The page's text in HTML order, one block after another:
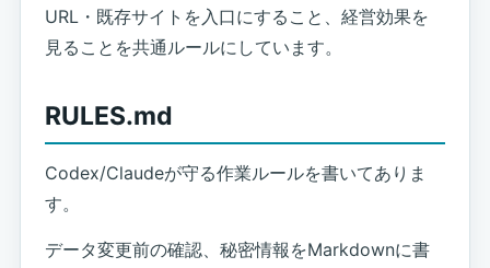
URL・既存サイトを入口にすること、経営効果を
見ることを共通ルールにしています。
RULES.md
Codex/Claudeが守る作業ルールを書いてありま
す。
データ変更前の確認、秘密情報をMarkdownに書